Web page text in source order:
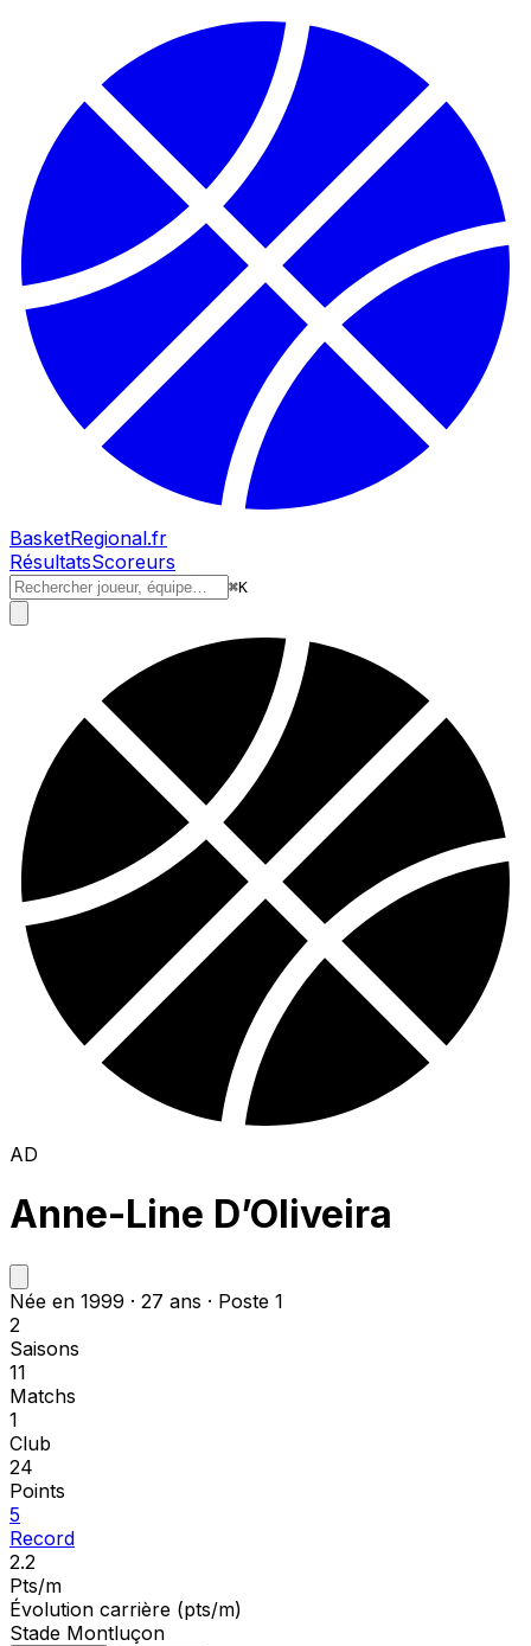
BasketRegional.fr
RésultatsScoreurs
⌘K
AD
Anne-Line D’Oliveira
Née en 1999 · 27 ans · Poste 1
2
Saisons
11
Matchs
1
Club
24
Points
5
Record
2.2
Pts/m
Évolution carrière (pts/m)
Stade Montluçon